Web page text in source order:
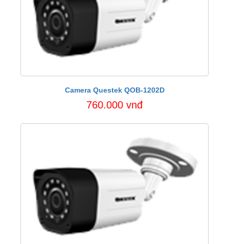
Camera Questek QOB-1202D
760.000 vnđ